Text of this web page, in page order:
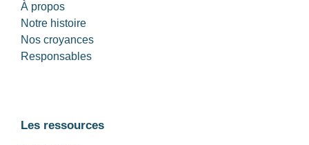
À propos
Notre histoire
Nos croyances
Responsables
Les ressources